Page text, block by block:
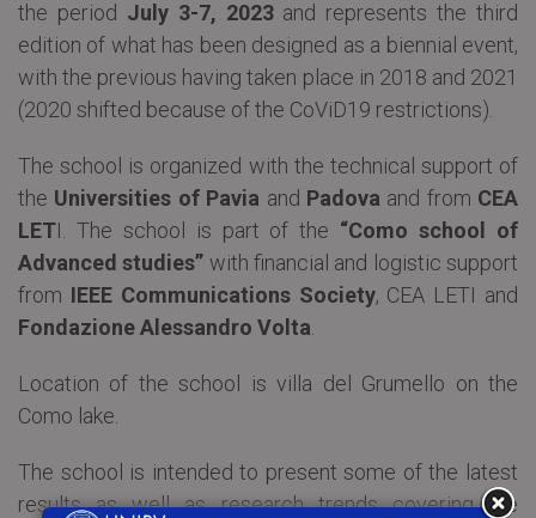
the period July 3-7, 2023and represents the third
edition of what has been designed as a biennial event,
with the previous having taken place in 2018 and 2021
(2020 shifted because of the CoViD19 restrictions).
The school is organized with the technical support of
the Universities of Pavia and Padova and from CEA
LETI. The school is part of the “Como school of
Advanced studies” with financial and logistic support
from IEEE Communications Society, CEA LETI and
Fondazione Alessandro Volta
Location of the school is villa del Grumello on the
Como lake.
The school is intended to present some of the latest
results as well as research trends covering the